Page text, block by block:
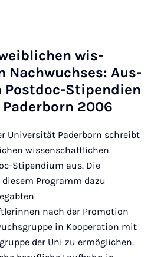
wis­
Nachwuchses: Aus­
Postdoc-Sti­pen­di­en
2006
Universität Paderborn schreibt
wissenschaftlichen
Stipendium aus. Die
Programm dazu
nach der Promotion
in Kooperation mit
der Uni zu ermöglichen.